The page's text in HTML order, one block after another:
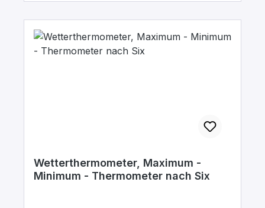
Wetterthermometer, Maximum -
Minimum - Thermometer nach Six